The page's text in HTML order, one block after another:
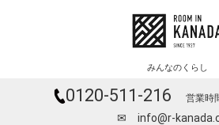
みんなのくらし
0120-511-216 営業時
✉ info@r-